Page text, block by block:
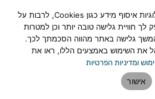
א' של תיכון תורני
סיים את לימודיו
באתר זה נעשה שימוש בטכנולוגיות איסוף מידע כגון Cookies, לרבות על
לך חוויית גלישה טובה יותר וכן למטרות
המשך גלישה באתר מהווה הסכמתך לכך.
את השימוש באמצעים הללו, ראו את
ומדיניות הפרטיות
אישור